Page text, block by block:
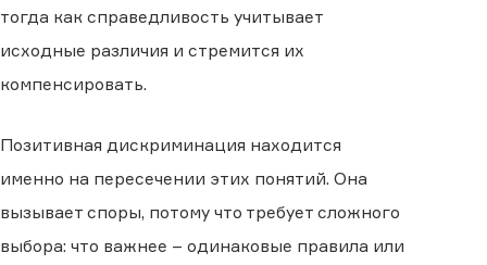
тогда как справедливость учитывает
исходные различия и стремится их
компенсировать.
Позитивная дискриминация находится
именно на пересечении этих понятий. Она
вызывает споры, потому что требует сложного
выбора: что важнее – одинаковые правила или